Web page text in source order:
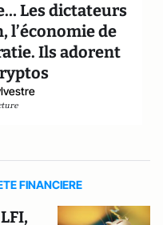
Les dictateurs
l’économie de
Ils adorent
FINANCIERE